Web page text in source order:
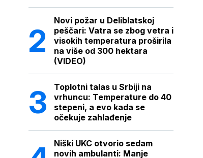
Novi požar u Deliblatskoj
peščari: Vatra se zbog vetra i
visokih temperatura proširila
na više od 300 hektara
(VIDEO)
Toplotni talas u Srbiji na
vrhuncu: Temperature do 40
stepeni, a evo kada se
očekuje zahlađenje
Niški UKC otvorio sedam
novih ambulanti: Manje